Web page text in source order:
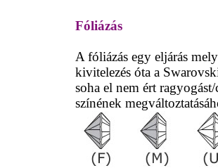
Fóliázás
A fóliázás egy eljárás
kivitelezés óta a
soha el nem ért
színének